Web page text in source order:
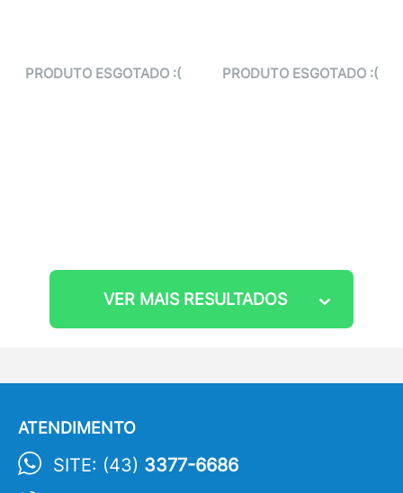
PRODUTO ESGOTADO :( PRODUTO ESGOTADO :(
VER MAIS RESULTADOS
ATENDIMENTO
SITE: (43) 3377-6686